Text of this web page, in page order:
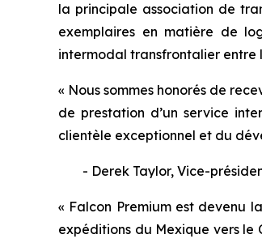
la principale association de
exemplaires en matière de
intermodal transfrontalier entre
« Nous sommes honorés de
de prestation d’un service
clientèle exceptionnel et du
- Derek Taylor, Vice-
« Falcon Premium est devenu
expéditions du Mexique vers le